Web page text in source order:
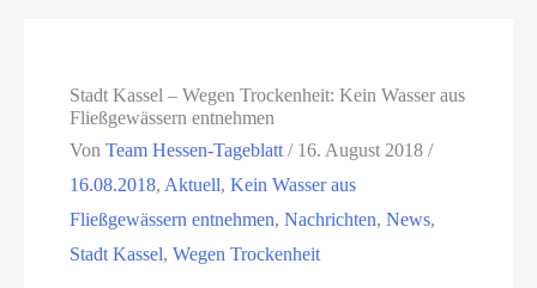
Stadt Kassel – Wegen Trockenheit: Kein Wasser aus
Fließgewässern entnehmen
VonTeam Hessen-Tageblatt/ 16. August 2018/
16.08.2018, Aktuell,Kein Wasser aus
Fließgewässern entnehmen,Nachrichten,News,
Stadt Kassel,Wegen Trockenheit